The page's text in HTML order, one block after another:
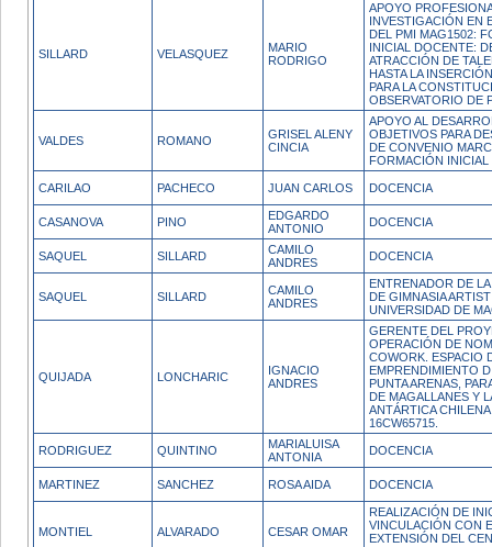
SILLARD VELASQUEZ
MARIO
RODRIGO
APOYO
INVESTIGACIÓN EN
DEL PMI MAG1502:
INICIAL DOCENTE:
ATRACCIÓN DE
HASTA LA
PARA LA
OBSERVATORIO DE
VALDES ROMANO
GRISEL ALENY
CINCIA
APOYO AL
OBJETIVOS PARA
DE CONVENIO
FORMACIÓN
CARILAO PACHECO JUAN CARLOS DOCENCIA
CASANOVA PINO
EDGARDO
ANTONIO
DOCENCIA
SAQUEL SILLARD
CAMILO
ANDRES
DOCENCIA
SAQUEL SILLARD
CAMILO
ANDRES
ENTRENADOR DE
DE GIMNASIA
UNIVERSIDAD DE
QUIJADA LONCHARIC
IGNACIO
ANDRES
GERENTE DEL
OPERACIÓN DE
COWORK. ESPACIO
EMPRENDIMIENTO
PUNTA ARENAS,
DE MAGALLANES Y
ANTÁRTICA
16CW65715.
RODRIGUEZ QUINTINO
MARIALUISA
ANTONIA
DOCENCIA
MARTINEZ SANCHEZ ROSA AIDA DOCENCIA
MONTIEL ALVARADO CESAR OMAR
REALIZACIÓN DE
VINCULACIÓN CON
EXTENSIÓN DEL